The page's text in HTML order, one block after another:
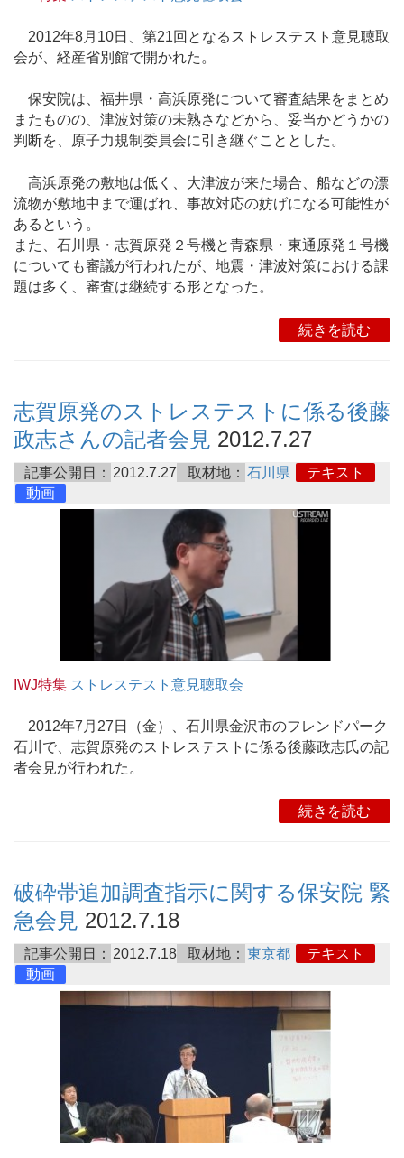
2012年8月10日、第21回となるストレステスト意見聴取
会が、経産省別館で開かれた。
保安院は、福井県・高浜原発について審査結果をまとめ
またものの、津波対策の未熟さなどから、妥当かどうかの
判断を、原子力規制委員会に引き継ぐこととした。
高浜原発の敷地は低く、大津波が来た場合、船などの漂
流物が敷地中まで運ばれ、事故対応の妨げになる可能性が
あるという。
また、石川県・志賀原発２号機と青森県・東通原発１号機
についても審議が行われたが、地震・津波対策における課
題は多く、審査は継続する形となった。
続きを読む
志賀原発のストレステストに係る後藤
政志さんの記者会見 2012.7.27
記事公開日： 2012.7.27 取材地： 石川県
テキスト
動画
IWJ特集 ストレステスト意見聴取会
2012年7月27日（金）、石川県金沢市のフレンドパーク
石川で、志賀原発のストレステストに係る後藤政志氏の記
者会見が行われた。
続きを読む
破砕帯追加調査指示に関する保安院 緊
急会見 2012.7.18
記事公開日： 2012.7.18 取材地： 東京都
テキスト
動画